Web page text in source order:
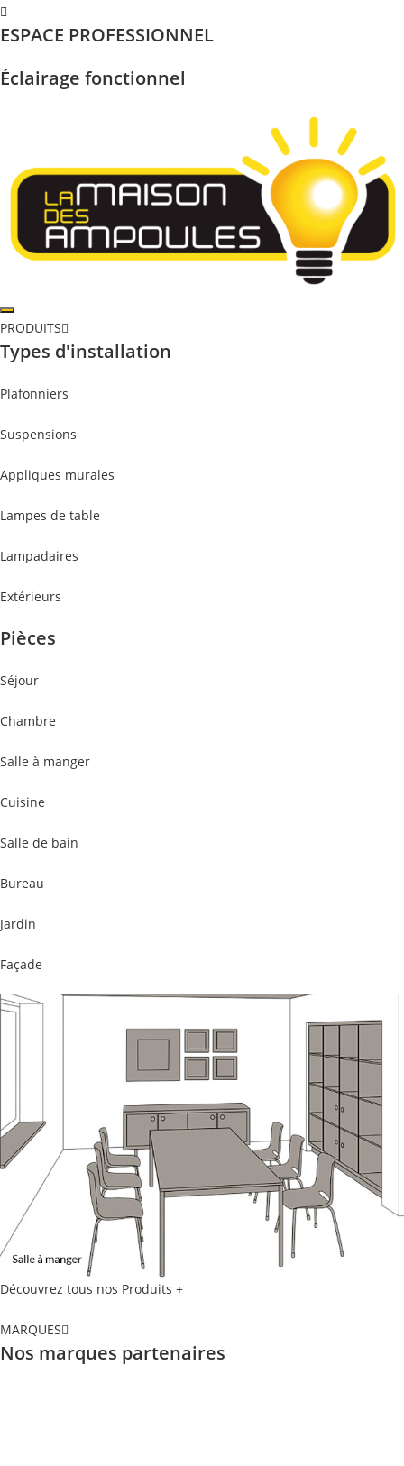
Skip
to
ESPACE PROFESSIONNEL
Éclairage fonctionnel
PRODUITS
Types d'installation
Plafonniers
Suspensions
Appliques murales
Lampes de table
Lampadaires
Extérieurs
Pièces
Séjour
Chambre
Salle à manger
Cuisine
Salle de bain
Bureau
Jardin
Façade
Découvrez tous nos Produits +
MARQUES
Nos marques partenaires